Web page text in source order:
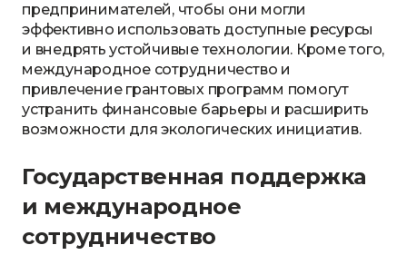
предпринимателей, чтобы они могли
эффективно использовать доступные ресурсы
и внедрять устойчивые технологии. Кроме того,
международное сотрудничество и
привлечение грантовых программ помогут
устранить финансовые барьеры и расширить
возможности для экологических инициатив.
Государственная поддержка
и международное
сотрудничество